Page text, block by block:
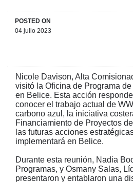
POSTED ON
04 julio 2023
Nicole Davison, Alta
visitó la Oficina de Programa
en Belice. Esta acción
conocer el trabajo actual de
carbono azul, la iniciativa
Financiamiento de Proyectos
las futuras acciones
implementará en Belice.
Durante esta reunión, Nadia
Programas, y Osmany Salas,
presentaron y entablaron una